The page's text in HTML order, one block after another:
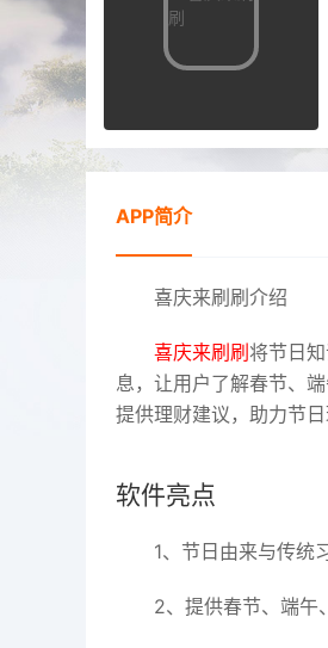
APP简介
喜庆来刷刷介绍
喜庆来刷刷 将节日
息，让用户了解春节、
提供理财建议，助力节
软件亮点
1、节日由来与传统
2、提供春节、端午